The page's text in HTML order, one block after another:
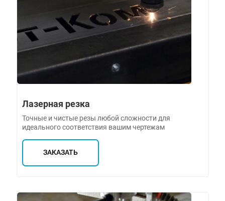
Лазерная резка
Точные и чистые резы любой сложности для
идеального соответствия вашим чертежам
ЗАКАЗАТЬ